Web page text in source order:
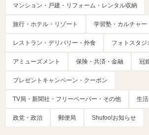
マンション・戸建・リフォーム・レンタル収納
旅行・ホテル・リゾート 学習塾・カルチャー
レストラン・デリバリー・外食 フォトスタジ
アミューズメント 保険・共済・金融 冠
プレゼントキャンペーン・クーポン
TV局・新聞社・フリーペーパー・その他 生
政党・政治 郵便局 Shufoo!お知らせ